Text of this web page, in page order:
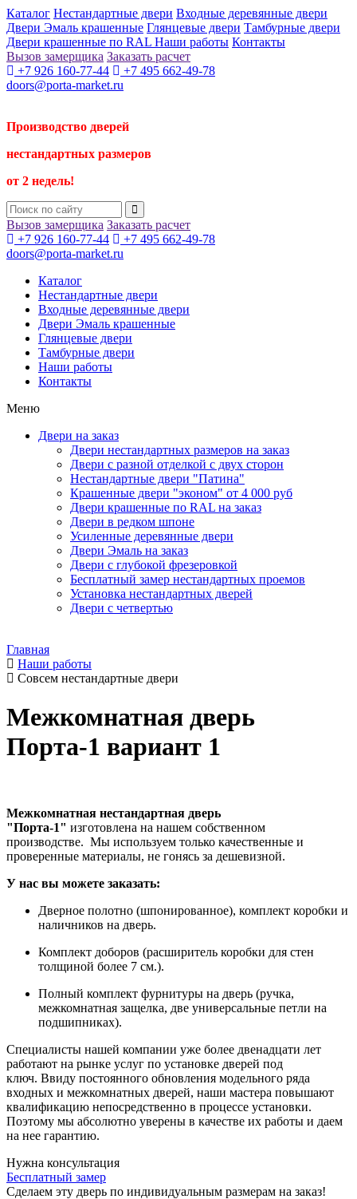
Каталог Нестандартные двери Входные деревянные двери
Двери Эмаль крашенные Глянцевые двери Тамбурные двери
Двери крашенные по RAL Наши работы Контакты
Вызов замерщика Заказать расчет
+7 926 160-77-44
+7 495 662-49-78
doors@porta-market.ru
Производство дверей
нестандартных размеров
от 2 недель!
Вызов замерщика Заказать расчет
+7 926 160-77-44
+7 495 662-49-78
doors@porta-market.ru
Каталог
Нестандартные двери
Входные деревянные двери
Двери Эмаль крашенные
Глянцевые двери
Тамбурные двери
Наши работы
Контакты
Меню
Двери на заказ
Двери нестандартных размеров на заказ
Двери с разной отделкой с двух сторон
Нестандартные двери "Патина"
Крашенные двери "эконом" от 4 000 руб
Двери крашенные по RAL на заказ
Двери в редком шпоне
Усиленные деревянные двери
Двери Эмаль на заказ
Двери с глубокой фрезеровкой
Бесплатный замер нестандартных проемов
Установка нестандартных дверей
Двери с четвертью
Главная
Наши работы
Совсем нестандартные двери
Межкомнатная дверь
Порта-1 вариант 1
Межкомнатная нестандартная дверь
"Порта-1" изготовлена на нашем собственном
производстве. Мы используем только качественные и
проверенные материалы, не гонясь за дешевизной.
У нас вы можете заказать:
Дверное полотно (шпонированное), комплект коробки и
наличников на дверь.
Комплект доборов (расширитель коробки для стен
толщиной более 7 см.).
Полный комплект фурнитуры на дверь (ручка,
межкомнатная защелка, две универсальные петли на
подшипниках).
Специалисты нашей компании уже более двенадцати лет
работают на рынке услуг по установке дверей под
ключ. Ввиду постоянного обновления модельного ряда
входных и межкомнатных дверей, наши мастера повышают
квалификацию непосредственно в процессе установки.
Поэтому мы абсолютно уверены в качестве их работы и даем
на нее гарантию.
Нужна консультация
Бесплатный замер
Сделаем эту дверь по индивидуальным размерам на заказ!